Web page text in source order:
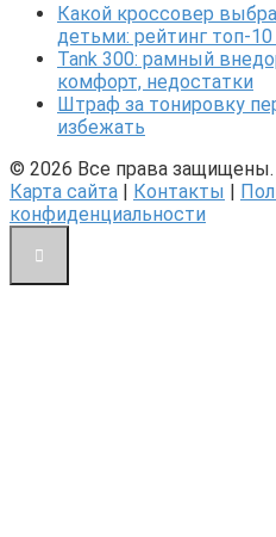
Какой кроссовер
детьми: рейтинг топ-
Tank 300: рамный
комфорт, недостатки
Штраф за тонировку
избежать
© 2026 Все права
Карта сайта | Контакты |
конфиденциальности